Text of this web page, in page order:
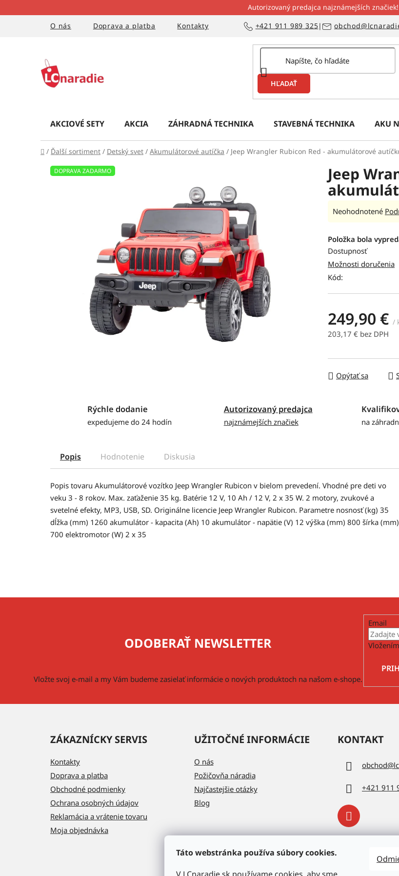
Táto webstránka používa súbory cookies.
na
Autorizovaný predajca najznámejších značiek!
O nás
Doprava a platba Kontakty +421 911 989 325|
HĽADAŤ
AKCIOVÉ SETY AKCIA ZÁHRADNÁ TECHNIKA STAVEBNÁ TECHNIKA AKU
Domov
/ Ďalší sortiment / Detský svet / Akumulátorové autíčka / Jeep Wrangler Rubicon Red - akumulátorové
Jeep
Priemerné
produktu
je
0,0
z
hviezdičiek.
Neohodnotené
Položka bola
Dostupnosť
Možnosti doručenia
Kód:
249,90 € /
203,17 € bez DPH
Opýtať sa
DOPRAVA ZADARMO
Rýchle dodanie
expedujeme do 24 hodín
Autorizovaný predajca
najznámejších značiek na
Popis Hodnotenie Diskusia
Popis tovaru Akumulátorové vozítko Jeep Wrangler Rubicon v bielom prevedení. Vhodné pre deti vo
veku 3 - 8 rokov. Max. zaťaženie 35 kg. Batérie 12 V, 10 Ah / 12 V, 2 x 35 W. 2 motory, zvukové a
svetelné efekty, MP3, USB, SD. Originálne licencie Jeep Wrangler Rubicon. Parametre nosnosť (kg) 35
dĺžka (mm) 1260 akumulátor - kapacita (Ah) 10 akumulátor - napätie (V) 12 výška (mm) 800 šírka (mm)
700 elektromotor (W) 2 x 35
ODOBERAŤ NEWSLETTER
Vložte svoj e-mail a my Vám budeme zasielať informácie o nových produktoch na našom e-shope.
Email
ZÁKAZNÍCKY SERVIS
Kontakty
Doprava a platba
Obchodné podmienky
Ochrana osobných údajov
Reklamácia a vrátenie tovaru
Moja objednávka
UŽITOČNÉ INFORMÁCIE
O nás
Požičovňa náradia
Najčastejšie otázky
Blog
KONTAKT
obchod@
+421 911